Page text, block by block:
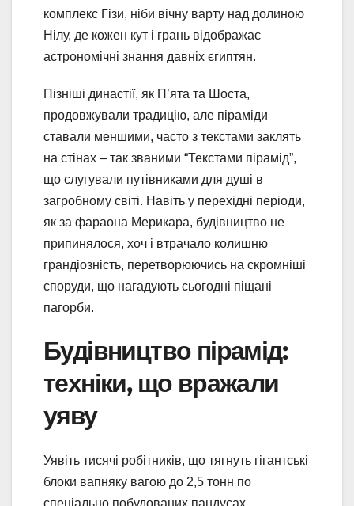
комплекс Гізи, ніби вічну варту над долиною
Нілу, де кожен кут і грань відображає
астрономічні знання давніх єгиптян.
Пізніші династії, як П’ята та Шоста,
продовжували традицію, але піраміди
ставали меншими, часто з текстами заклять
на стінах – так званими “Текстами пірамід”,
що слугували путівниками для душі в
загробному світі. Навіть у перехідні періоди,
як за фараона Мерикара, будівництво не
припинялося, хоч і втрачало колишню
грандіозність, перетворюючись на скромніші
споруди, що нагадують сьогодні піщані
пагорби.
Будівництво пірамід:
техніки, що вражали
уяву
Уявіть тисячі робітників, що тягнуть гігантські
блоки вапняку вагою до 2,5 тонн по
спеціально побудованих пандусах,